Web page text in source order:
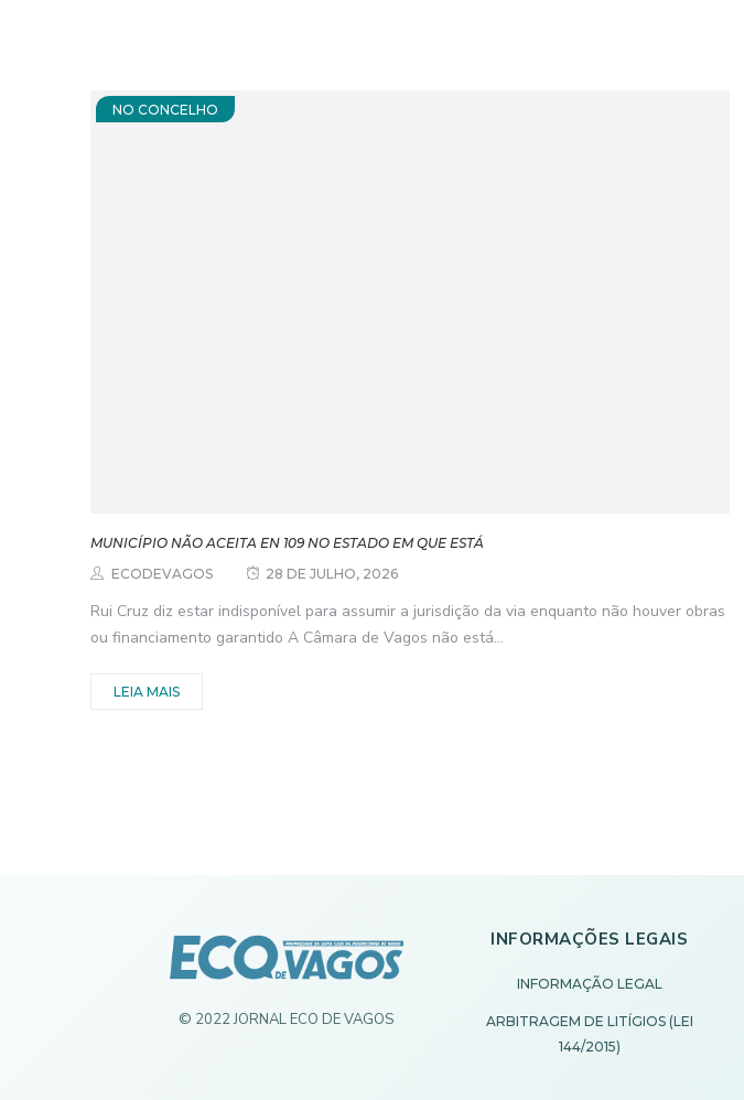
NO CONCELHO
MUNICÍPIO NÃO ACEITA EN 109 NO ESTADO EM QUE ESTÁ
ECODEVAGOS
28 DE JULHO, 2026
Rui Cruz diz estar indisponível para assumir a jurisdição da via enquanto não houver obras
ou financiamento garantido A Câmara de Vagos não está...
LEIA MAIS
© 2022 JORNAL ECO DE VAGOS
INFORMAÇÕES LEGAIS
INFORMAÇÃO LEGAL
ARBITRAGEM DE LITÍGIOS (LEI
144/2015)